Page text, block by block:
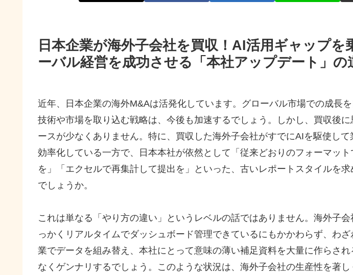
日本企業が海外子会社を買収！AI活用ギャップを
ーバル経営を成功させる「本社アップデート」の
近年、日本企業の海外M&Aは活発化しています。グローバル市場での成長
技術や市場を取り込む戦略は、今後も加速するでしょう。しかし、買収後
ースが少なくありません。特に、買収した海外子会社がすでにAIを駆使して
効率化している一方で、日本本社が依然として「従来どおりのフォーマッ
を」「エクセルで再集計して提出を」といった、古いレポートスタイルを
でしょうか。
これは単なる「やり方の違い」というレベルの話ではありません。海外子
っかくリアルタイムでダッシュボード管理できているにもかかわらず、わ
業でデータを組み替え、本社にとって意味の薄い補足資料を大量に作らさ
なくゲンナリするでしょう。このような状況は、海外子会社の生産性を著